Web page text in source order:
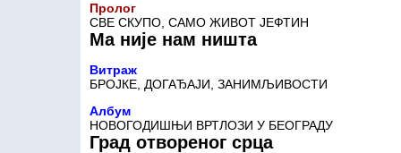
Пролог
СВЕ СКУПО, САМО ЖИВОТ ЈЕФТИН
Ма није нам ништа
Витраж
БРОЈКЕ, ДОГАЂАЈИ, ЗАНИМЉИВОСТИ
Албум
НОВОГОДИШЊИ ВРТЛОЗИ У БЕОГРАДУ
Град отвореног срца